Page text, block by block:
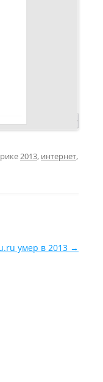
2013, интернет,
умер в 2013 →